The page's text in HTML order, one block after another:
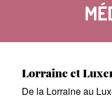
Lorraine et
De la Lorraine au